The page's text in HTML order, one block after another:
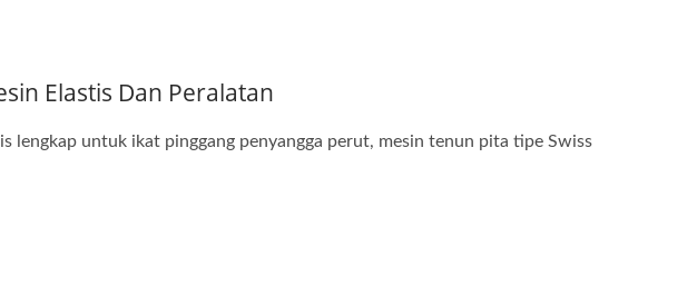
Elastis Dan Peralatan
lengkap untuk ikat pinggang penyangga perut, mesin tenun pita tipe Swiss